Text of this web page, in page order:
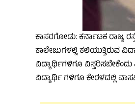
ಕಾಸರಗೋಡು: ಕರ್ನಾಟಕ ರಾಜ್ಯ
ಕಾಲೇಜುಗಳಲ್ಲಿ ಕಲಿಯುತ್ತಿರುವ
ವಿದ್ಯಾರ್ಥಿಗಳಿಗೂ
ವಿದ್ಯಾರ್ಥಿ ಗಳಿಗೂ ಕೇರಳದಲ್ಲಿ